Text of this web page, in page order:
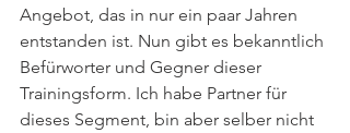
Angebot, das in nur ein paar Jahren
entstanden ist. Nun gibt es bekanntlich
Befürworter und Gegner dieser
Trainingsform. Ich habe Partner für
dieses Segment, bin aber selber nicht